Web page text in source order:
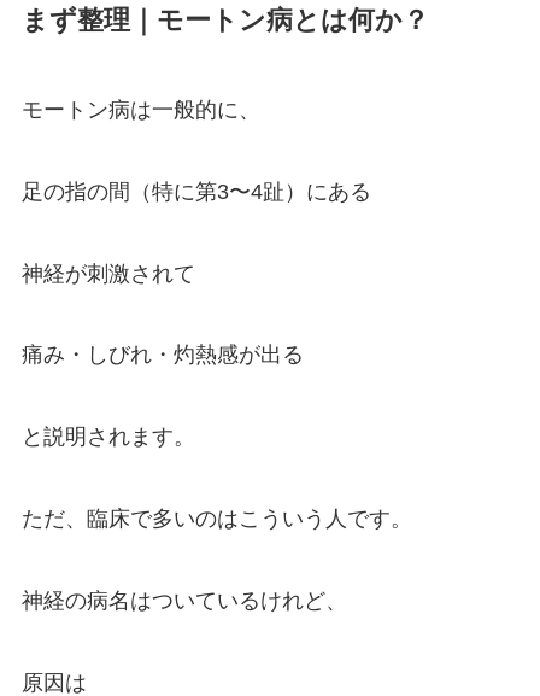
まず整理｜モートン病とは何か？
モートン病は一般的に、
足の指の間（特に第3〜4趾）にある
神経が刺激されて
痛み・しびれ・灼熱感が出る
と説明されます。
ただ、臨床で多いのはこういう人です。
神経の病名はついているけれど、
原因は